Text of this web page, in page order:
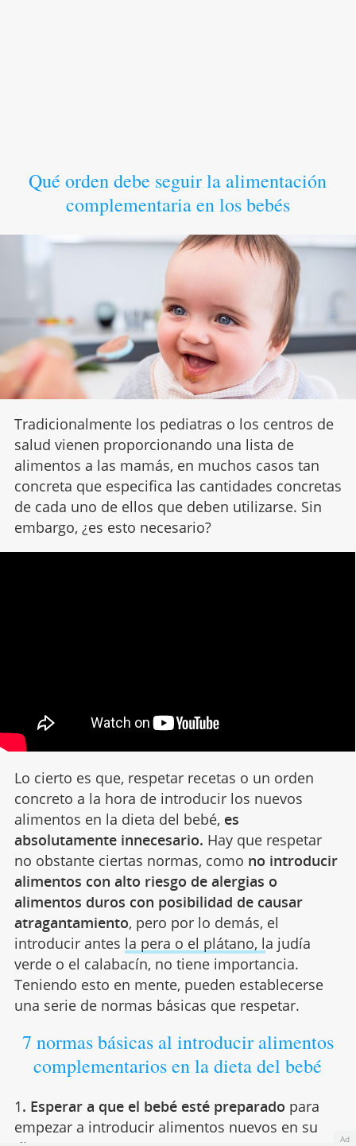
Qué orden debe seguir la alimentación
complementaria en los bebés
Tradicionalmente los pediatras o los centros de
salud vienen proporcionando una lista de
alimentos a las mamás, en muchos casos tan
concreta que especifica las cantidades concretas
de cada uno de ellos que deben utilizarse. Sin
embargo, ¿es esto necesario?
Lo cierto es que, respetar recetas o un orden
concreto a la hora de introducir los nuevos
alimentos en la dieta del bebé, es
absolutamente innecesario. Hay que respetar
no obstante ciertas normas, como no introducir
alimentos con alto riesgo de alergias o
alimentos duros con posibilidad de causar
atragantamiento, pero por lo demás, el
introducir antes la pera o el plátano, la judía
verde o el calabacín, no tiene importancia.
Teniendo esto en mente, pueden establecerse
una serie de normas básicas que respetar.
7 normas básicas al introducir alimentos
complementarios en la dieta del bebé
1. Esperar a que el bebé esté preparado para
empezar a introducir alimentos nuevos en su
Ad